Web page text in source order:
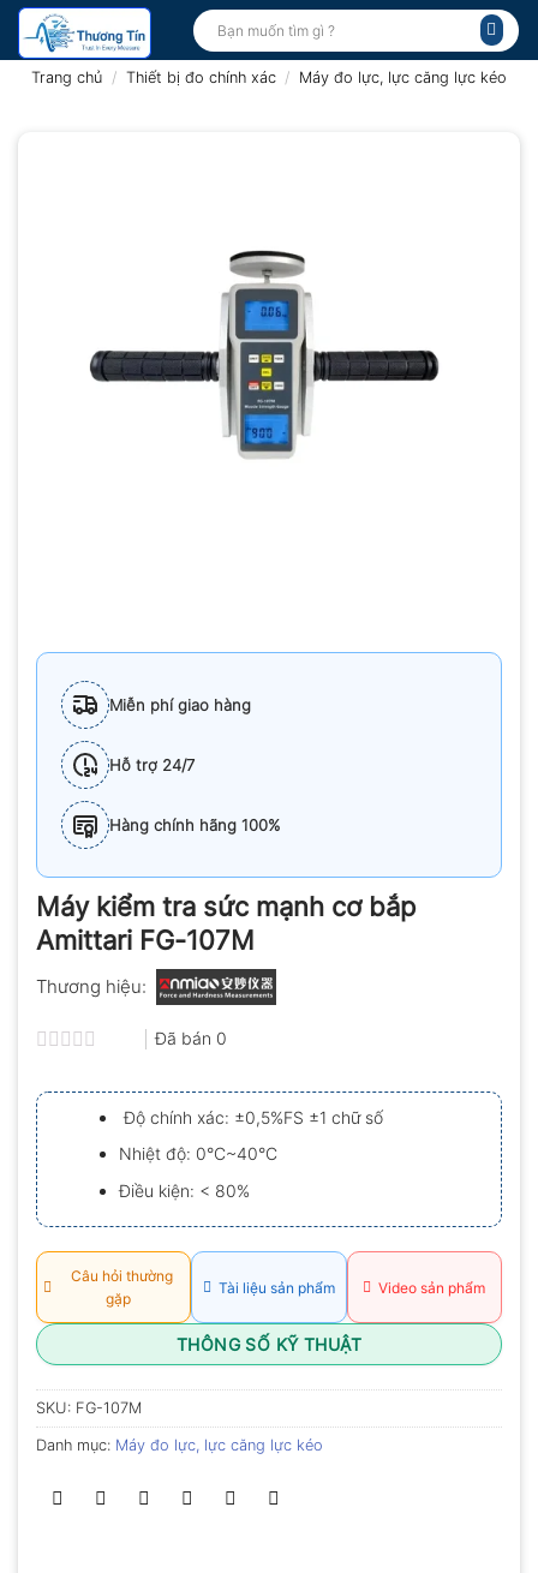
Bỏ
qua
Tìm
kiếm:
Trang chủ / Thiết bị đo chính xác / Máy đo lực, lực căng lực kéo
Miễn phí giao hàng
Hỗ trợ 24/7
Hàng chính hãng 100%
Máy kiểm tra sức mạnh cơ bắp
Amittari FG-107M
Thương hiệu:
xếp
hạng
0.0
5
sao
Đã bán 0
Độ chính xác: ±0,5%FS ±1 chữ số
Nhiệt độ: 0°C~40°C
Điều kiện: < 80%
Câu hỏi thường
gặp
Tài liệu sản phẩm Video sản phẩm
THÔNG SỐ KỸ THUẬT
SKU: FG-107M
Danh mục: Máy đo lực, lực căng lực kéo